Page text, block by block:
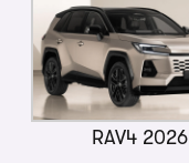
RAV4 2026